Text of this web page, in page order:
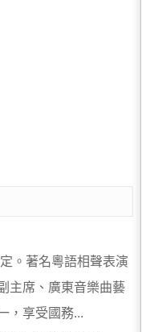
。著名粵語相聲表演
主席、廣東音樂曲藝
，享受國務...